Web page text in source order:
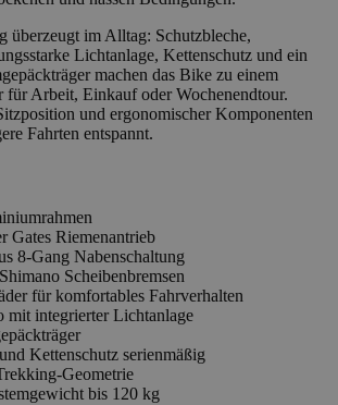
überzeugt im Alltag: Schutzbleche,
Lichtanlage, Kettenschutz und ein
machen das Bike zu einem
für Arbeit, Einkauf oder Wochenendtour.
und ergonomischer Komponenten
Fahrten entspannt.
Gates Riemenantrieb
8-Gang Nabenschaltung
Scheibenbremsen
für komfortables Fahrverhalten
mit integrierter Lichtanlage
Kettenschutz serienmäßig
Geometrie
bis 120 kg